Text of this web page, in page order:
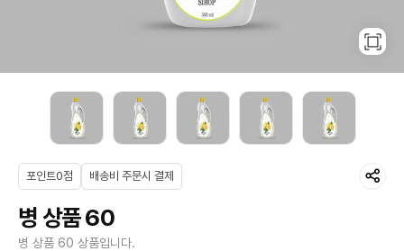
포인트0점 배송비 주문시 결제
병 상품 60
병 상품 60 상품입니다.